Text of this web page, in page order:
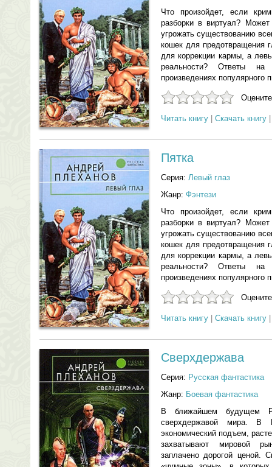
Что произойдет, если
разборки в виртуал?
угрожать существованию
кошек для предотвращения
для коррекции кармы, а
реальности? Ответы
произведениях популярного
Читать книгу Скачать книгу
Пятка
Серия: Левый глаз
Жанр: Фэнтези
Что произойдет, если
разборки в виртуал?
угрожать существованию
кошек для предотвращения
для коррекции кармы, а
реальности? Ответы
произведениях популярного
Читать книгу Скачать книгу
Сверхдержава
Серия: Русская фантастика
Жанр: Боевая фантастика
В ближайшем будущем
сверхдержавой мира. В
экономический подъем,
захватывают мировой
заплачено дорогой ценой.